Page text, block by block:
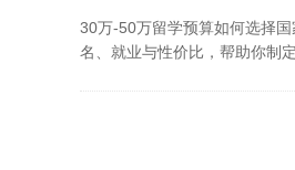
30万-50万留学预算如何选择
名、就业与性价比，帮助你制